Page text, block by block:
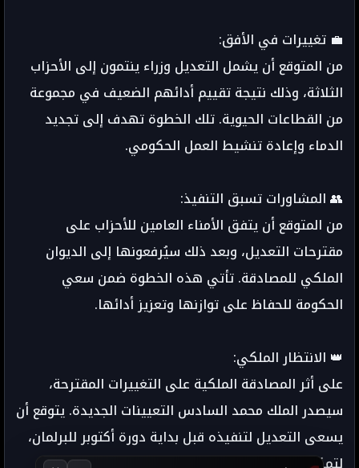
💼 تغييرات في الأفق:
من المتوقع أن يشمل التعديل وزراء ينتمون إلى الأحزاب
الثلاثة، وذلك نتيجة تقييم أدائهم الضعيف في مجموعة
من القطاعات الحيوية. تلك الخطوة تهدف إلى تجديد
الدماء وإعادة تنشيط العمل الحكومي.
👥 المشاورات تسبق التنفيذ:
من المتوقع أن يتفق الأمناء العامين للأحزاب على
مقترحات التعديل، وبعد ذلك سيُرفعونها إلى الديوان
الملكي للمصادقة. تأتي هذه الخطوة ضمن سعي
الحكومة للحفاظ على توازنها وتعزيز أدائها.
👑 الانتظار الملكي:
على أثر المصادقة الملكية على التغييرات المقترحة،
سيصدر الملك محمد السادس التعيينات الجديدة. يتوقع أن
يسعى التعديل لتنفيذه قبل بداية دورة أكتوبر للبرلمان،